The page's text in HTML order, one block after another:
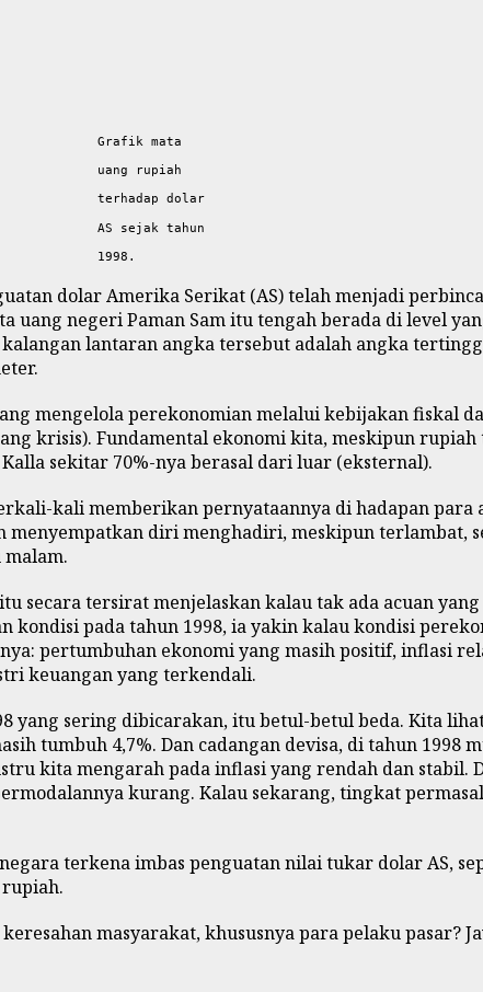
Grafik mata
uang rupiah
terhadap dolar
AS sejak tahun
1998.
dolar Amerika Serikat (AS) telah menjadi
uang negeri Paman Sam itu tengah berada di level
lantaran angka tersebut adalah angka
mengelola perekonomian melalui kebijakan fiskal
krisis). Fundamental ekonomi kita, meskipun
sekitar 70%-nya berasal dari luar (eksternal).
kali memberikan pernyataannya di hadapan
diri menghadiri, meskipun terlambat,
malam.
secara tersirat menjelaskan kalau tak ada acuan
pada tahun 1998, ia yakin kalau kondisi
pertumbuhan ekonomi yang masih positif, inflasi
keuangan yang terkendali.
yang sering dibicarakan, itu betul-betul beda. Kita
tumbuh 4,7%. Dan cadangan devisa, di tahun 1998
kita mengarah pada inflasi yang rendah dan
kurang. Kalau sekarang, tingkat
terkena imbas penguatan nilai tukar dolar AS,
masyarakat, khususnya para pelaku pasar?